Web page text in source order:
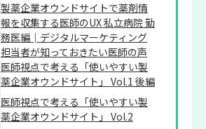
製薬企業オウンドサイトで薬剤情
報を収集する医師のUX 私立病院 勤
務医編│デジタルマーケティング
担当者が知っておきたい医師の声
医師視点で考える「使いやすい製
薬企業オウンドサイト」 Vol.1 後編
医師視点で考える「使いやすい製
薬企業オウンドサイト」 Vol.2